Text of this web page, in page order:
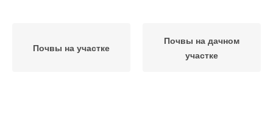
Почвы на участке
Почвы на дачном
участке